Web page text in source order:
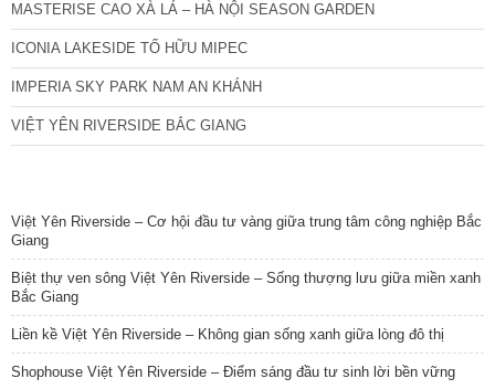
MASTERISE CAO XÀ LÁ – HÀ NỘI SEASON GARDEN
ICONIA LAKESIDE TỐ HỮU MIPEC
IMPERIA SKY PARK NAM AN KHÁNH
VIỆT YÊN RIVERSIDE BẮC GIANG
Việt Yên Riverside – Cơ hội đầu tư vàng giữa trung tâm công nghiệp Bắc
Giang
Biệt thự ven sông Việt Yên Riverside – Sống thượng lưu giữa miền xanh
Bắc Giang
Liền kề Việt Yên Riverside – Không gian sống xanh giữa lòng đô thị
Shophouse Việt Yên Riverside – Điểm sáng đầu tư sinh lời bền vững